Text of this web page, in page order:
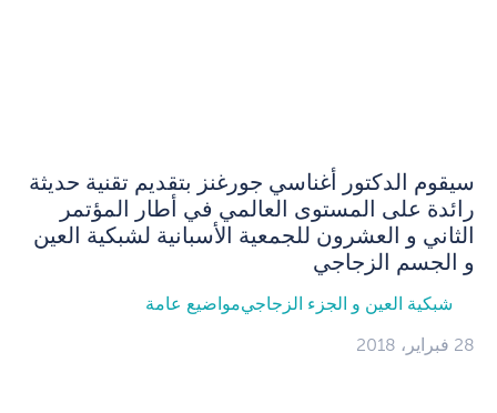
سيقوم الدكتور أغناسي جورغنز بتقديم تقنية حديثة
رائدة على المستوى العالمي في أطار المؤتمر
الثاني و العشرون للجمعية الأسبانية لشبكية العين
و الجسم الزجاجي
شبكية العين و الجزء الزجاجيمواضيع عامة
28 فبراير، 2018